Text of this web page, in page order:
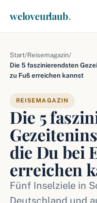
weloveurlaub.
Start/Reisemagazin/
Die 5 faszinierendsten
zu Fuß erreichen kannst
REISEMAGAZIN
Die 5
die Du bei
erreichen
Fünf Inselziele in
Deutschland und